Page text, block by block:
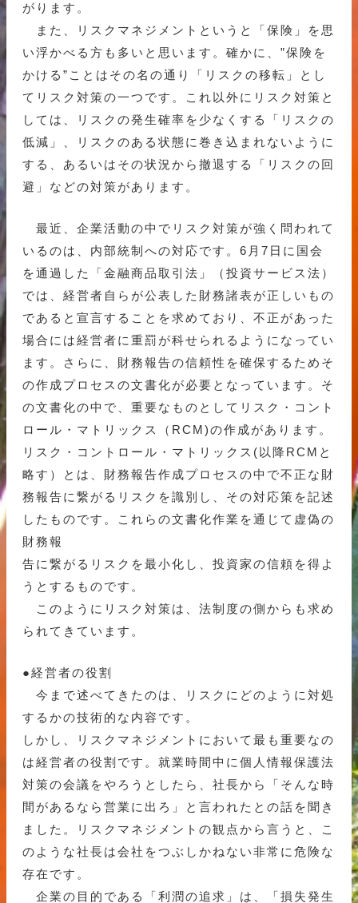
がります。
また、リスクマネジメントというと「保険」を思
い浮かべる方も多いと思います。確かに、”保険を
かける”ことはその名の通り「リスクの移転」とし
てリスク対策の一つです。これ以外にリスク対策と
しては、リスクの発生確率を少なくする「リスクの
低減」、リスクのある状態に巻き込まれないように
する、あるいはその状況から撤退する「リスクの回
避」などの対策があります。
最近、企業活動の中でリスク対策が強く問われて
いるのは、内部統制への対応です。6月7日に国会
を通過した「金融商品取引法」（投資サービス法）
では、経営者自らが公表した財務諸表が正しいもの
であると宣言することを求めており、不正があった
場合には経営者に重罰が科せられるようになってい
ます。さらに、財務報告の信頼性を確保するためそ
の作成プロセスの文書化が必要となっています。そ
の文書化の中で、重要なものとしてリスク・コント
ロール・マトリックス（RCM)の作成があります。
リスク・コントロール・マトリックス(以降RCMと
略す）とは、財務報告作成プロセスの中で不正な財
務報告に繋がるリスクを識別し、その対応策を記述
したものです。これらの文書化作業を通じて虚偽の
財務報
告に繋がるリスクを最小化し、投資家の信頼を得よ
うとするものです。
このようにリスク対策は、法制度の側からも求め
られてきています。
●経営者の役割
今まで述べてきたのは、リスクにどのように対処
するかの技術的な内容です。
しかし、リスクマネジメントにおいて最も重要なの
は経営者の役割です。就業時間中に個人情報保護法
対策の会議をやろうとしたら、社長から「そんな時
間があるなら営業に出ろ」と言われたとの話を聞き
ました。リスクマネジメントの観点から言うと、こ
のような社長は会社をつぶしかねない非常に危険な
存在です。
企業の目的である「利潤の追求」は、「損失発生